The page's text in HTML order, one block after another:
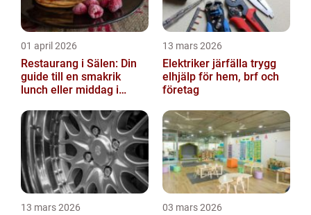
01 april 2026
Restaurang i Sälen: Din
guide till en smakrik
lunch eller middag i
13 mars 2026
Elektriker järfälla trygg
elhjälp för hem, brf och
företag
13 mars 2026 03 mars 2026